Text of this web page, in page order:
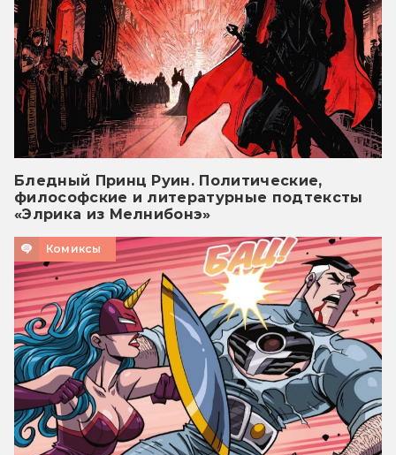
Бледный Принц Руин. Политические,
философские и литературные подтексты
«Элрика из Мелнибонэ»
Комиксы